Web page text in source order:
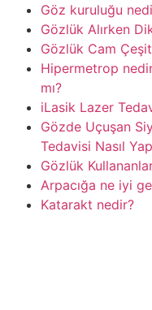
Göz kuruluğu
Gözlük Alırken
Gözlük Cam
Hipermetrop
mı?
iLasik Lazer
Gözde Uçuşan
Tedavisi Nasıl
Gözlük
Arpacığa ne iyi
Katarakt nedir?